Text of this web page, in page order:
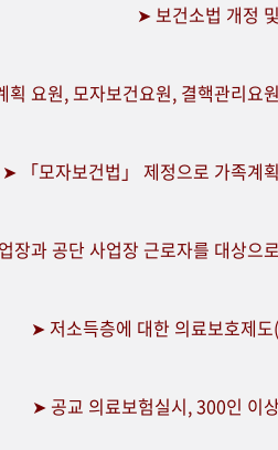
➤ 보건소법 개정
획 요원, 모자보건요원, 결핵관리요
➤ 「모자보건법」 제정으로 가족계
장과 공단 사업장 근로자를 대상으
➤ 저소득층에 대한 의료보호제
➤ 공교 의료보험실시, 300인 이